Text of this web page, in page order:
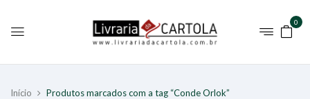
0
Início Produtos marcados com a tag “Conde Orlok”